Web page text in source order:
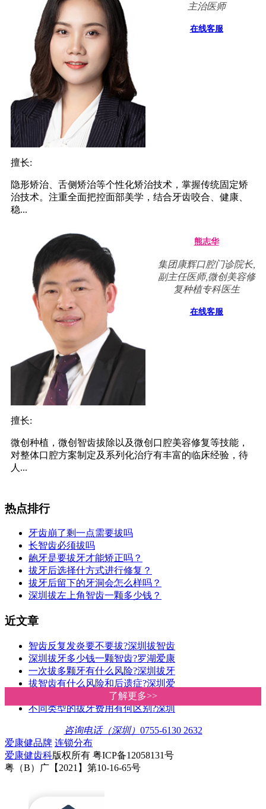
了解更多>>
了解更多>>
主治医师
在线客服
擅长:
隐形矫治、舌侧矫治等个性化矫治技术，掌握传统固定矫
治技术。注重全面把控面部美学，结合牙齿咬合、健康、
稳...
熊志华
集团康辉口腔门诊院长,
副主任医师,微创美容修
复种植专科医生
在线客服
擅长:
微创种植，微创智齿拔除以及微创口腔美容修复等技能，
对整体口腔方案制定及系列化治疗有丰富的临床经验，待
人...
热点排行
牙齿崩了剩一点需要拔吗
长智齿必须拔吗
龅牙是要拔牙才能矫正吗？
拔牙后选择什方式进行修复？
拔牙后留下的牙洞会怎么样吗？
深圳拔左上角智齿一颗多少钱？
近文章
智齿反复发炎要不要拔?深圳拔智齿
深圳拔牙多少钱一颗智齿?罗湖爱康
一次拔多颗牙有什么风险?深圳拔牙
拔智齿有什么风险和后遗症?深圳爱
深圳罗湖牙科诊所拔牙收费贵唔贵
不同类型的拔牙费用有何区别?深圳
咨询电话（深圳） 0755-6130 2632
爱康健品牌 连锁分布
爱康健齿科版权所有 粤ICP备12058131号
粤（B）广【2021】第10-16-65号